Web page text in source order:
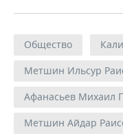
Общество
Метшин Ильсур
Афанасьев Михаил
Метшин Айдар